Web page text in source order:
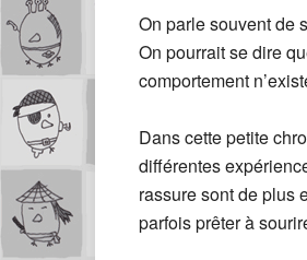
On parle souvent de
On pourrait se dire
comportement
Dans cette petite
différentes
rassure sont de plus
parfois prêter à